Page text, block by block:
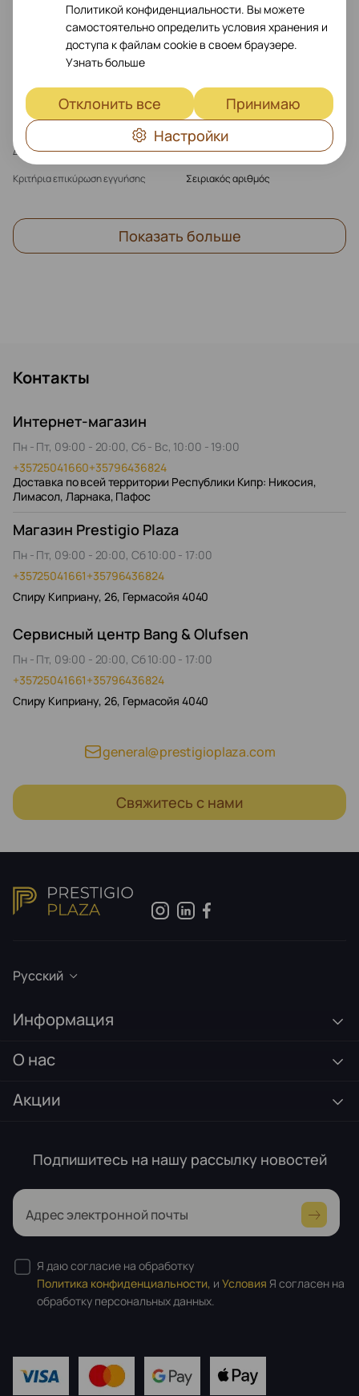
Yes
Προϊόντα εγγύησης με δυνατότητα
επιστροφής
Ναι
Διάρκεια εγγύησης (μήνας)
1 μήνας(-οί)
Κριτήρια επικύρωση εγγυήσης
Σειριακός αριθμός
Показать больше
Контакты
Интернет-магазин
Пн - Пт, 09:00 - 20:00, Сб - Вс, 10:00 - 19:00
+35725041660+35796436824
Доставка по всей территории Республики Кипр: Никосия,
Лимасол, Ларнака, Пафос
Магазин Prestigio Plaza
Пн - Пт, 09:00 - 20:00, Сб 10:00 - 17:00
+35725041661+35796436824
Спиру Киприану, 26, Гермасойя 4040
Сервисный центр Bang & Olufsen
Пн - Пт, 09:00 - 20:00, Сб 10:00 - 17:00
+35725041661+35796436824
Спиру Киприану, 26, Гермасойя 4040
general@prestigioplaza.com
Свяжитесь с нами
Русский
Информация
О нас
Акции
Подпишитесь на нашу рассылку новостей
Адрес электронной почты
Я даю согласие на обработку
Политика конфиденциальности, и Условия Я согласен на
обработку персональных данных.
Политикой конфиденциальности. Вы можете
самостоятельно определить условия хранения и
доступа к файлам cookie в своем браузере.
Узнать больше
Отклонить все
Принимаю
Настройки